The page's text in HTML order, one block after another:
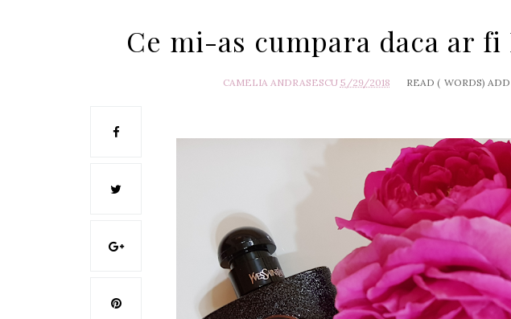
Ce mi-as cumpara daca ar fi
CAMELIA ANDRASESCU 5/29/2018 READ ( WORDS)